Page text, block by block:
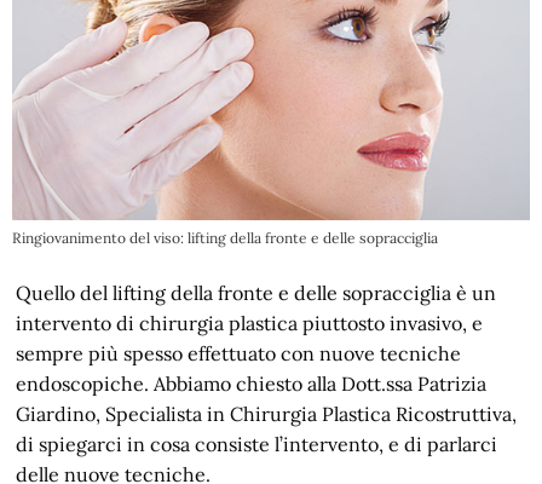
Ringiovanimento del viso: lifting della fronte e delle sopracciglia
Quello del lifting della fronte e delle sopracciglia è un
intervento di chirurgia plastica piuttosto invasivo, e
sempre più spesso effettuato con nuove tecniche
endoscopiche. Abbiamo chiesto alla Dott.ssa Patrizia
Giardino, Specialista in Chirurgia Plastica Ricostruttiva,
di spiegarci in cosa consiste l’intervento, e di parlarci
delle nuove tecniche.